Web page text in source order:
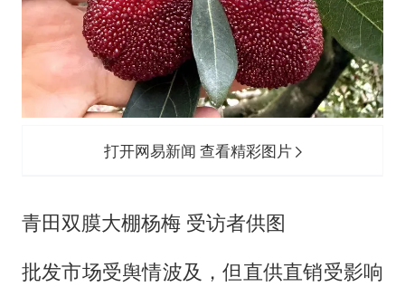
打开网易新闻 查看精彩图片
青田双膜大棚杨梅 受访者供图
批发市场受舆情波及，但直供直销受影响